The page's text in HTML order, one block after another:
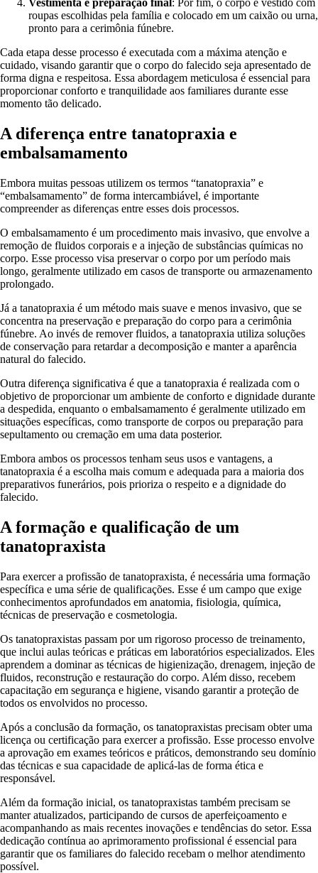
Vestimenta e preparação final : Por fim, o corpo é vestido com
roupas escolhidas pela família e colocado em um caixão ou urna,
pronto para a cerimônia fúnebre.
Cada etapa desse processo é executada com a máxima atenção e
cuidado, visando garantir que o corpo do falecido seja apresentado de
forma digna e respeitosa. Essa abordagem meticulosa é essencial para
proporcionar conforto e tranquilidade aos familiares durante esse
momento tão delicado.
A diferença entre tanatopraxia e
embalsamamento
Embora muitas pessoas utilizem os termos “tanatopraxia” e
“embalsamamento” de forma intercambiável, é importante
compreender as diferenças entre esses dois processos.
O embalsamamento é um procedimento mais invasivo, que envolve a
remoção de fluidos corporais e a injeção de substâncias químicas no
corpo. Esse processo visa preservar o corpo por um período mais
longo, geralmente utilizado em casos de transporte ou armazenamento
prolongado.
Já a tanatopraxia é um método mais suave e menos invasivo, que se
concentra na preservação e preparação do corpo para a cerimônia
fúnebre. Ao invés de remover fluidos, a tanatopraxia utiliza soluções
de conservação para retardar a decomposição e manter a aparência
natural do falecido.
Outra diferença significativa é que a tanatopraxia é realizada com o
objetivo de proporcionar um ambiente de conforto e dignidade durante
a despedida, enquanto o embalsamamento é geralmente utilizado em
situações específicas, como transporte de corpos ou preparação para
sepultamento ou cremação em uma data posterior.
Embora ambos os processos tenham seus usos e vantagens, a
tanatopraxia é a escolha mais comum e adequada para a maioria dos
preparativos funerários, pois prioriza o respeito e a dignidade do
falecido.
A formação e qualificação de um
tanatopraxista
Para exercer a profissão de tanatopraxista, é necessária uma formação
específica e uma série de qualificações. Esse é um campo que exige
conhecimentos aprofundados em anatomia, fisiologia, química,
técnicas de preservação e cosmetologia.
Os tanatopraxistas passam por um rigoroso processo de treinamento,
que inclui aulas teóricas e práticas em laboratórios especializados. Eles
aprendem a dominar as técnicas de higienização, drenagem, injeção de
fluidos, reconstrução e restauração do corpo. Além disso, recebem
capacitação em segurança e higiene, visando garantir a proteção de
todos os envolvidos no processo.
Após a conclusão da formação, os tanatopraxistas precisam obter uma
licença ou certificação para exercer a profissão. Esse processo envolve
a aprovação em exames teóricos e práticos, demonstrando seu domínio
das técnicas e sua capacidade de aplicá-las de forma ética e
responsável.
Além da formação inicial, os tanatopraxistas também precisam se
manter atualizados, participando de cursos de aperfeiçoamento e
acompanhando as mais recentes inovações e tendências do setor. Essa
dedicação contínua ao aprimoramento profissional é essencial para
garantir que os familiares do falecido recebam o melhor atendimento
possível.